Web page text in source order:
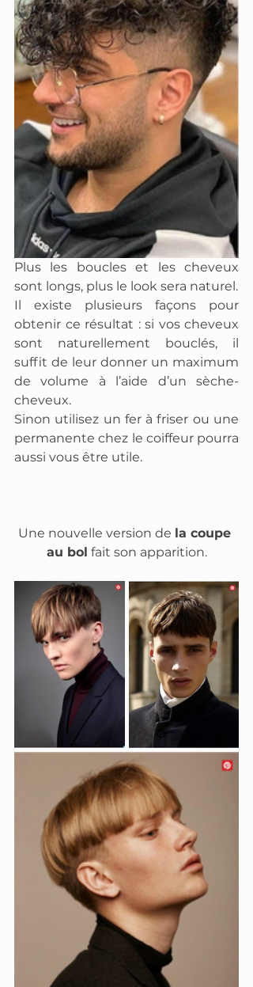
Plus les boucles et les cheveux
sont longs, plus le look sera naturel.
Il existe plusieurs façons pour
obtenir ce résultat : si vos cheveux
sont naturellement bouclés, il
suffit de leur donner un maximum
de volume à l’aide d’un sèche-
cheveux.
Sinon utilisez un fer à friser ou une
permanente chez le coiffeur pourra
aussi vous être utile.
Une nouvelle version de la coupe
au bol fait son apparition.